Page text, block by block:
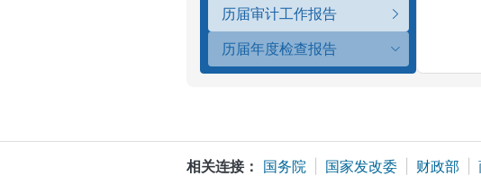
历届审计工作报告
历届年度检查报告
相关连接： 国务院 国家发改委 财政部